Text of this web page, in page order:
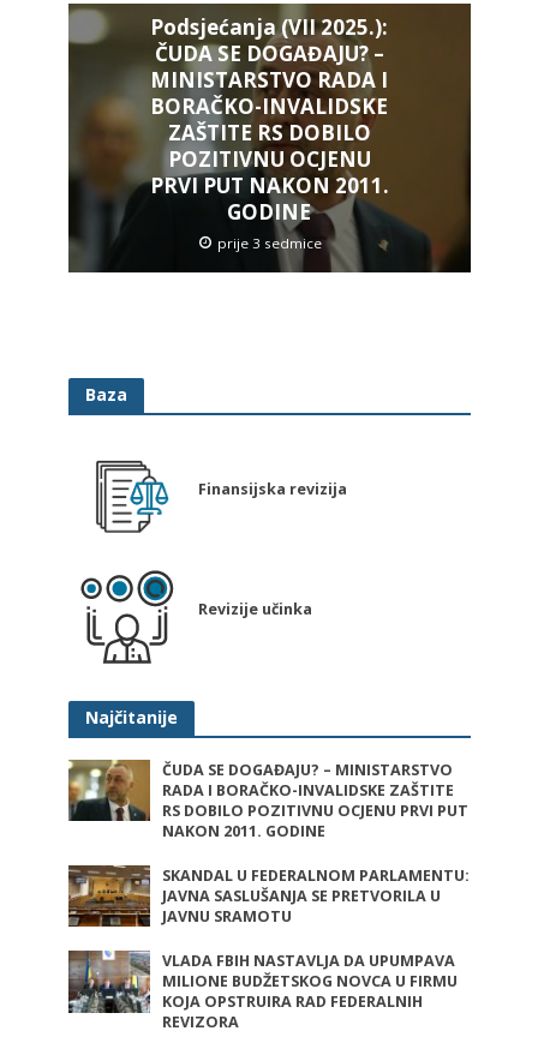
Podsjećanja (VII 2025.):
ČUDA SE DOGAĐAJU? –
MINISTARSTVO RADA I
BORAČKO-INVALIDSKE
ZAŠTITE RS DOBILO
POZITIVNU OCJENU
PRVI PUT NAKON 2011.
GODINE
prije 3 sedmice
Baza
Finansijska revizija
Revizije učinka
Najčitanije
ČUDA SE DOGAĐAJU? – MINISTARSTVO
RADA I BORAČKO-INVALIDSKE ZAŠTITE
RS DOBILO POZITIVNU OCJENU PRVI PUT
NAKON 2011. GODINE
SKANDAL U FEDERALNOM PARLAMENTU:
JAVNA SASLUŠANJA SE PRETVORILA U
JAVNU SRAMOTU
VLADA FBIH NASTAVLJA DA UPUMPAVA
MILIONE BUDŽETSKOG NOVCA U FIRMU
KOJA OPSTRUIRA RAD FEDERALNIH
REVIZORA